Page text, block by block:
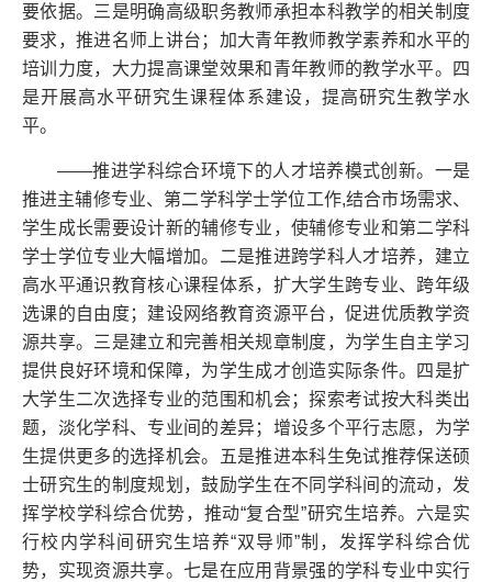
要依据。三是明确高级职务教师承担本科教学的相关制度
要求，推进名师上讲台；加大青年教师教学素养和水平的
培训力度，大力提高课堂效果和青年教师的教学水平。四
是开展高水平研究生课程体系建设，提高研究生教学水
平。
——推进学科综合环境下的人才培养模式创新。一是
推进主辅修专业、第二学科学士学位工作,结合市场需求、
学生成长需要设计新的辅修专业，使辅修专业和第二学科
学士学位专业大幅增加。二是推进跨学科人才培养，建立
高水平通识教育核心课程体系，扩大学生跨专业、跨年级
选课的自由度；建设网络教育资源平台，促进优质教学资
源共享。三是建立和完善相关规章制度，为学生自主学习
提供良好环境和保障，为学生成才创造实际条件。四是扩
大学生二次选择专业的范围和机会；探索考试按大科类出
题，淡化学科、专业间的差异；增设多个平行志愿，为学
生提供更多的选择机会。五是推进本科生免试推荐保送硕
士研究生的制度规划，鼓励学生在不同学科间的流动，发
挥学校学科综合优势，推动“复合型”研究生培养。六是实
行校内学科间研究生培养“双导师”制，发挥学科综合优
势，实现资源共享。七是在应用背景强的学科专业中实行